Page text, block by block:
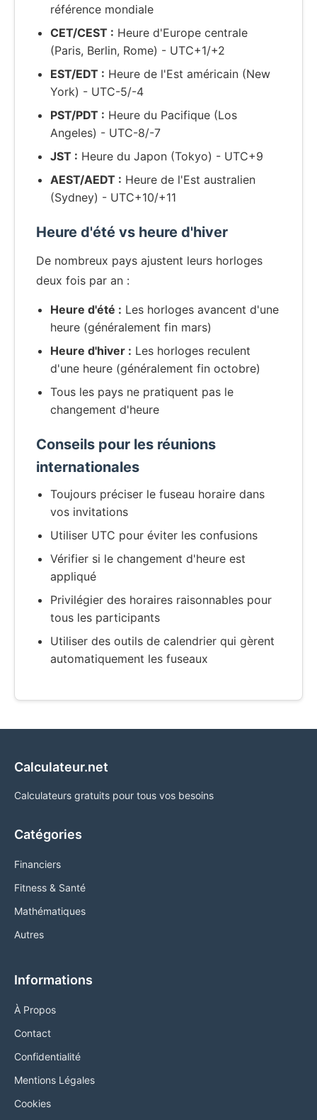
référence mondiale
CET/CEST : Heure d'Europe centrale
(Paris, Berlin, Rome) - UTC+1/+2
EST/EDT : Heure de l'Est américain (New
York) - UTC-5/-4
PST/PDT : Heure du Pacifique (Los
Angeles) - UTC-8/-7
JST : Heure du Japon (Tokyo) - UTC+9
AEST/AEDT : Heure de l'Est australien
(Sydney) - UTC+10/+11
Heure d'été vs heure d'hiver
De nombreux pays ajustent leurs horloges
deux fois par an :
Heure d'été : Les horloges avancent d'une
heure (généralement fin mars)
Heure d'hiver : Les horloges reculent
d'une heure (généralement fin octobre)
Tous les pays ne pratiquent pas le
changement d'heure
Conseils pour les réunions
internationales
Toujours préciser le fuseau horaire dans
vos invitations
Utiliser UTC pour éviter les confusions
Vérifier si le changement d'heure est
appliqué
Privilégier des horaires raisonnables pour
tous les participants
Utiliser des outils de calendrier qui gèrent
automatiquement les fuseaux
Calculateur.net
Calculateurs gratuits pour tous vos besoins
Catégories
Financiers
Fitness & Santé
Mathématiques
Autres
Informations
À Propos
Contact
Confidentialité
Mentions Légales
Cookies